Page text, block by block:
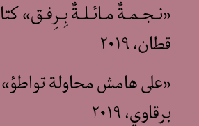
«نـجـمـةٌ مـائـلـةٌ بِـرِفـق»
قطان، ٢٠١٩
«على هامش محاولة
برقاوي، ٢٠١٩